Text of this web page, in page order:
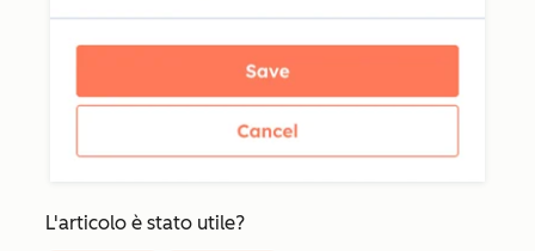
L'articolo è stato utile?